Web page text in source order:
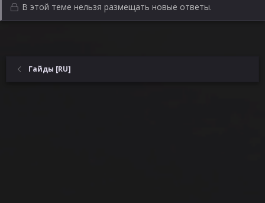
ц
В этой теме нельзя размещать новые ответы.
Гайды [RU]